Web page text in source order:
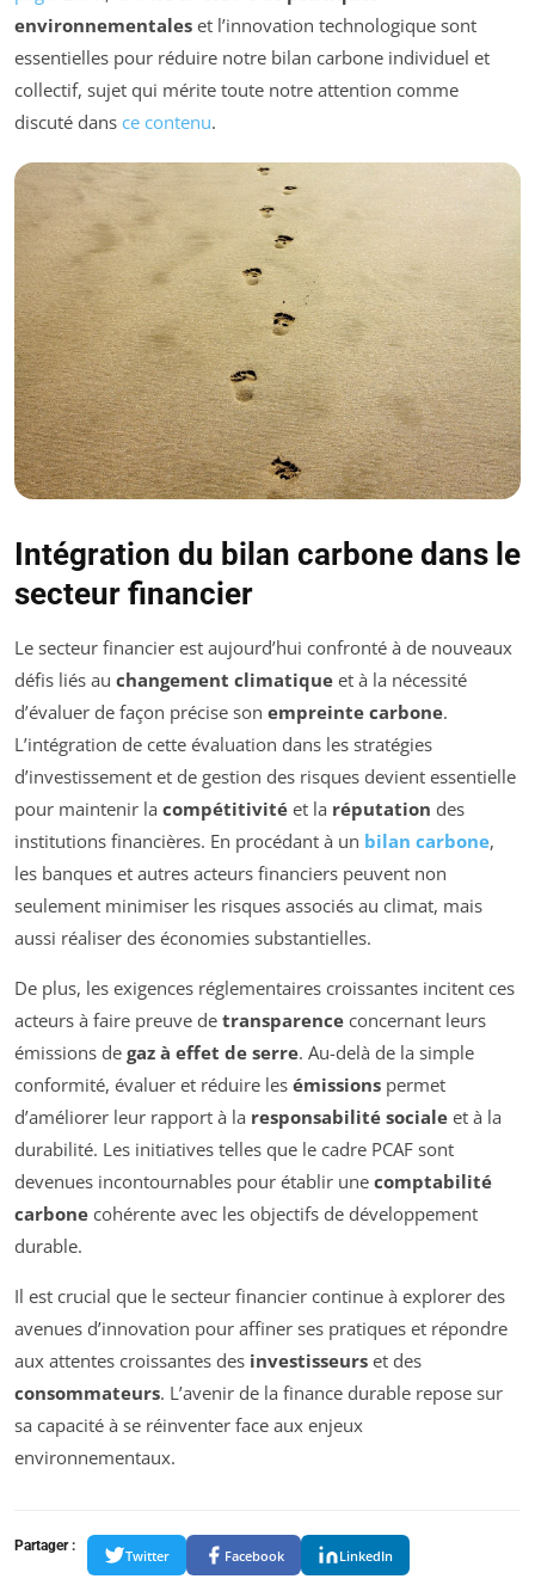
environnementales et l’innovation technologique sont
essentielles pour réduire notre bilan carbone individuel et
collectif, sujet qui mérite toute notre attention comme
discuté dans ce contenu.
Intégration du bilan carbone dans le
secteur financier
Le secteur financier est aujourd’hui confronté à de nouveaux
défis liés au changement climatique et à la nécessité
d’évaluer de façon précise son empreinte carbone.
L’intégration de cette évaluation dans les stratégies
d’investissement et de gestion des risques devient essentielle
pour maintenir la compétitivité et la réputation des
institutions financières. En procédant à un bilan carbone,
les banques et autres acteurs financiers peuvent non
seulement minimiser les risques associés au climat, mais
aussi réaliser des économies substantielles.
De plus, les exigences réglementaires croissantes incitent ces
acteurs à faire preuve de transparence concernant leurs
émissions de gaz à effet de serre. Au-delà de la simple
conformité, évaluer et réduire les émissions permet
d’améliorer leur rapport à la responsabilité sociale et à la
durabilité. Les initiatives telles que le cadre PCAF sont
devenues incontournables pour établir une comptabilité
carbone cohérente avec les objectifs de développement
durable.
Il est crucial que le secteur financier continue à explorer des
avenues d’innovation pour affiner ses pratiques et répondre
aux attentes croissantes des investisseurs et des
consommateurs. L’avenir de la finance durable repose sur
sa capacité à se réinventer face aux enjeux
environnementaux.
Partager :
Twitter Facebook LinkedIn